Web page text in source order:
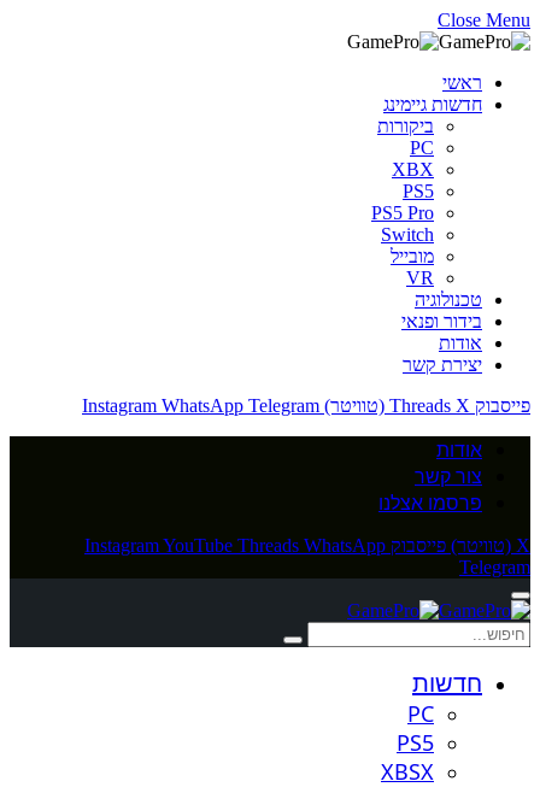
Close Menu
ראשי
חדשות גיימינג
ביקורות
PC
XBX
PS5
PS5 Pro
Switch
מובייל
VR
טכנולוגיה
בידור ופנאי
אודות
יצירת קשר
פייסבוק
Threads X (טוויטר) Instagram WhatsApp Telegram
אודות
צור קשר
פרסמו אצלנו
X (טוויטר) פייסבוק InstagramYouTube Threads WhatsApp
Telegram
חדשות
PC
PS5
XBSX